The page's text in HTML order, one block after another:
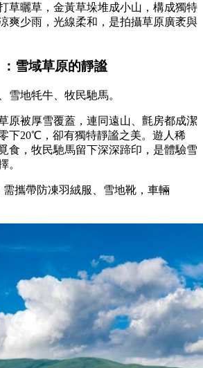
草曬草，金黃草垛堆成小山，構成獨特
爽少雨，光線柔和，是拍攝草原廣袤與
雪域草原的靜謐
雪地牦牛、牧民馳馬。
原被厚雪覆蓋，連同遠山、氈房都成潔
下20℃，卻有獨特靜謐之美。遊人稀
食，牧民馳馬留下深深蹄印，是體驗雪
。
攜帶防凍羽絨服、雪地靴，車輛